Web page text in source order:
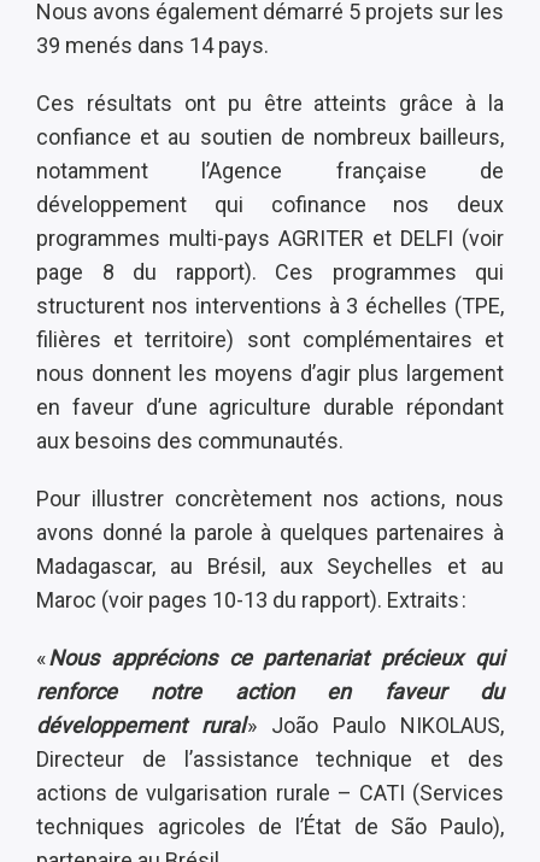
Nous avons également démarré 5 projets sur les
39 menés dans 14 pays.
Ces résultats ont pu être atteints grâce à la
confiance et au soutien de nombreux bailleurs,
notamment l’Agence française de
développement qui cofinance nos deux
programmes multi-pays AGRITER et DELFI (voir
page 8 du rapport). Ces programmes qui
structurent nos interventions à 3 échelles (TPE,
filières et territoire) sont complémentaires et
nous donnent les moyens d’agir plus largement
en faveur d’une agriculture durable répondant
aux besoins des communautés.
Pour illustrer concrètement nos actions, nous
avons donné la parole à quelques partenaires à
Madagascar, au Brésil, aux Seychelles et au
Maroc (voir pages 10-13 du rapport). Extraits :
«Nous apprécions ce partenariat précieux qui
renforce notre action en faveur du
développement rural» João Paulo NIKOLAUS,
Directeur de l’assistance technique et des
actions de vulgarisation rurale – CATI (Services
techniques agricoles de l’État de São Paulo),